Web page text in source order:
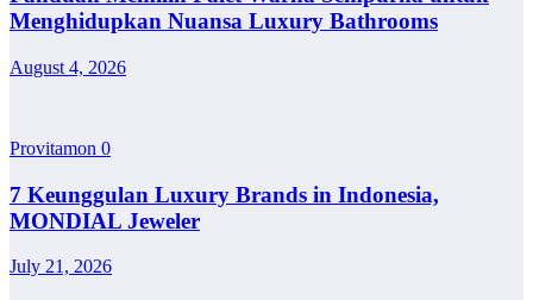
Menghidupkan Nuansa Luxury Bathrooms
August 4, 2026
Provitamon 0
7 Keunggulan Luxury Brands in Indonesia,
MONDIAL Jeweler
July 21, 2026